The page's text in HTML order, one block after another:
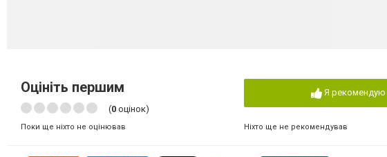
Оцініть першим
(0 оцінок)
Поки ще ніхто не оцінював
Я рекомендую
Ніхто ще не рекомендував